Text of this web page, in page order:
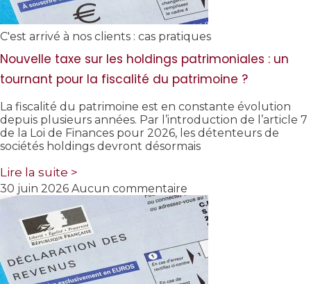
C'est arrivé à nos clients : cas pratiques
Nouvelle taxe sur les holdings patrimoniales : un
tournant pour la fiscalité du patrimoine ?
La fiscalité du patrimoine est en constante évolution
depuis plusieurs années. Par l’introduction de l’article 7
de la Loi de Finances pour 2026, les détenteurs de
sociétés holdings devront désormais
Lire la suite >
30 juin 2026 Aucun commentaire